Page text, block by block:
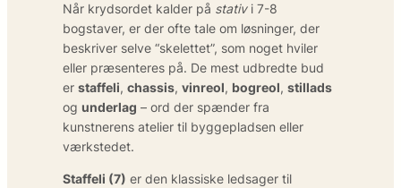
Når krydsordet kalder på stativi 7-8
bogstaver, er der ofte tale om løsninger, der
beskriver selve “skelettet”, som noget hviler
eller præsenteres på. De mest udbredte bud
er staffeli, chassis, vinreol, bogreol, stillads
og underlag – ord der spænder fra
kunstnerens atelier til byggepladsen eller
værkstedet.
Staffeli (7) er den klassiske ledsager til